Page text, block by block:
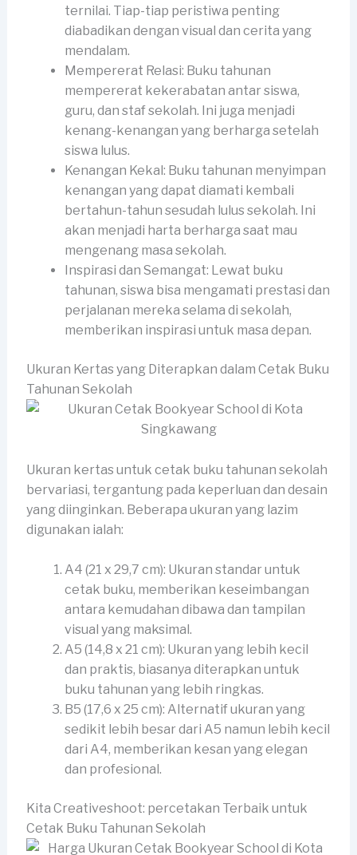
ternilai. Tiap-tiap peristiwa penting
diabadikan dengan visual dan cerita yang
mendalam.
Mempererat Relasi: Buku tahunan
mempererat kekerabatan antar siswa,
guru, dan staf sekolah. Ini juga menjadi
kenang-kenangan yang berharga setelah
siswa lulus.
Kenangan Kekal: Buku tahunan menyimpan
kenangan yang dapat diamati kembali
bertahun-tahun sesudah lulus sekolah. Ini
akan menjadi harta berharga saat mau
mengenang masa sekolah.
Inspirasi dan Semangat: Lewat buku
tahunan, siswa bisa mengamati prestasi dan
perjalanan mereka selama di sekolah,
memberikan inspirasi untuk masa depan.
Ukuran Kertas yang Diterapkan dalam Cetak Buku
Tahunan Sekolah
Ukuran kertas untuk cetak buku tahunan sekolah
bervariasi, tergantung pada keperluan dan desain
yang diinginkan. Beberapa ukuran yang lazim
digunakan ialah:
A4 (21 x 29,7 cm): Ukuran standar untuk
cetak buku, memberikan keseimbangan
antara kemudahan dibawa dan tampilan
visual yang maksimal.
A5 (14,8 x 21 cm): Ukuran yang lebih kecil
dan praktis, biasanya diterapkan untuk
buku tahunan yang lebih ringkas.
B5 (17,6 x 25 cm): Alternatif ukuran yang
sedikit lebih besar dari A5 namun lebih kecil
dari A4, memberikan kesan yang elegan
dan profesional.
Kita Creativeshoot: percetakan Terbaik untuk
Cetak Buku Tahunan Sekolah